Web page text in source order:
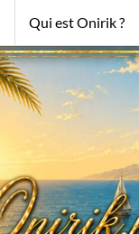
Qui est Onirik ?